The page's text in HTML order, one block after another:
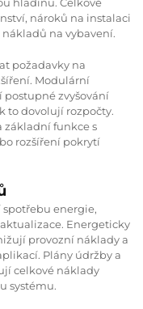
nároků na instalaci
na vybavení.
požadavky na
Modulární
zvyšování
to dovolují rozpočty.
základní funkce s
rozšíření pokrytí
energie,
Energeticky
provozní náklady a
Plány údržby a
celkové náklady
systému.